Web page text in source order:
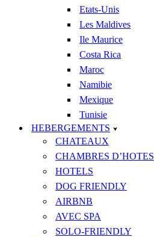
Etats-Unis
Les Maldives
Ile Maurice
Costa Rica
Maroc
Namibie
Mexique
Tunisie
HEBERGEMENTS
CHATEAUX
CHAMBRES D’HOTES
HOTELS
DOG FRIENDLY
AIRBNB
AVEC SPA
SOLO-FRIENDLY